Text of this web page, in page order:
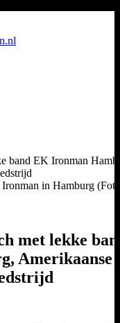
in Hamburg
met lekke
Amerikaanse